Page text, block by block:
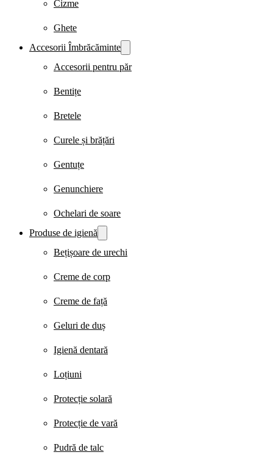
Cizme
Ghete
Accesorii Îmbrăcăminte
Accesorii pentru păr
Bentițe
Bretele
Curele și brățări
Gentuțe
Genunchiere
Ochelari de soare
Produse de igienă
Bețișoare de urechi
Creme de corp
Creme de față
Geluri de duș
Igienă dentară
Loțiuni
Protecție solară
Protecție de vară
Pudră de talc